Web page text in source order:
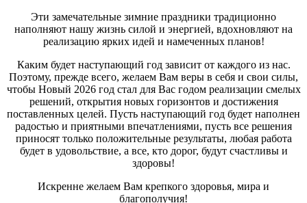
Эти замечательные зимние праздники традиционно
наполняют нашу жизнь силой и энергией, вдохновляют на
реализацию ярких идей и намеченных планов!
Каким будет наступающий год зависит от каждого из нас.
Поэтому, прежде всего, желаем Вам веры в себя и свои силы,
чтобы Новый 2026 год стал для Вас годом реализации смелых
решений, открытия новых горизонтов и достижения
поставленных целей. Пусть наступающий год будет наполнен
радостью и приятными впечатлениями, пусть все решения
приносят только положительные результаты, любая работа
будет в удовольствие, а все, кто дорог, будут счастливы и
здоровы!
Искренне желаем Вам крепкого здоровья, мира и
благополучия!